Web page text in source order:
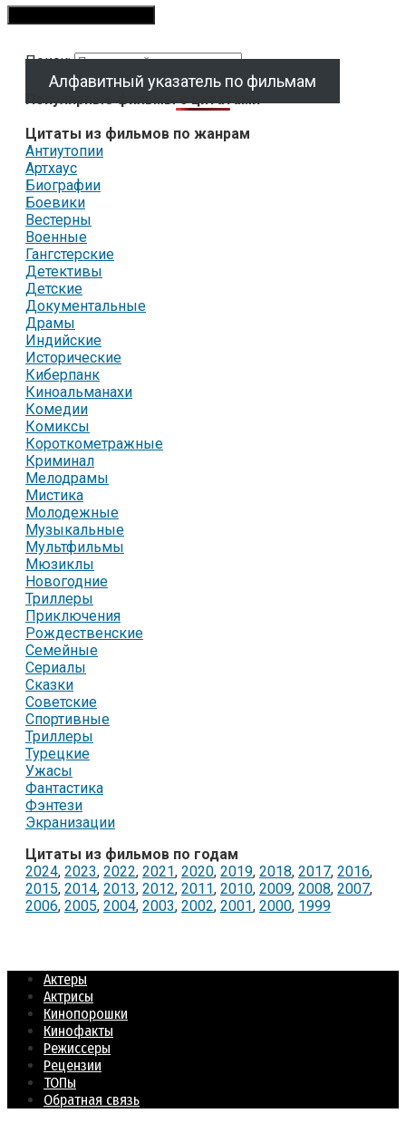
Поиск:
Алфавитный указатель по фильмам
Популярные фильмы с цитатами
Цитаты из фильмов по жанрам
Антиутопии
Артхаус
Биографии
Боевики
Вестерны
Военные
Гангстерские
Детективы
Детские
Документальные
Драмы
Индийские
Исторические
Киберпанк
Киноальманахи
Комедии
Комиксы
Короткометражные
Криминал
Мелодрамы
Мистика
Молодежные
Музыкальные
Мультфильмы
Мюзиклы
Новогодние
Триллеры
Приключения
Рождественские
Семейные
Сериалы
Сказки
Советские
Спортивные
Триллеры
Турецкие
Ужасы
Фантастика
Фэнтези
Экранизации
Цитаты из фильмов по годам
2024, 2023, 2022, 2021, 2020, 2019, 2018, 2017, 2016,
2015, 2014, 2013, 2012, 2011, 2010, 2009, 2008, 2007,
2006, 2005, 2004, 2003, 2002, 2001, 2000, 1999
Актеры
Актрисы
Кинопорошки
Кинофакты
Режиссеры
Рецензии
ТОПы
Обратная связь